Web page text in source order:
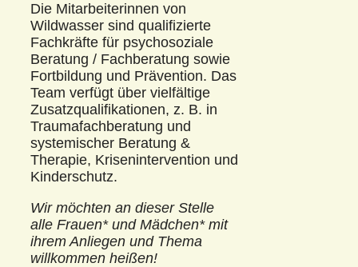
Die Mitarbeiterinnen von
Wildwasser sind qualifizierte
Fachkräfte für psychosoziale
Beratung / Fachberatung sowie
Fortbildung und Prävention. Das
Team verfügt über vielfältige
Zusatzqualifikationen, z. B. in
Traumafachberatung und
systemischer Beratung &
Therapie, Krisenintervention und
Kinderschutz.
Wir möchten an dieser Stelle
alle Frauen* und Mädchen* mit
ihrem Anliegen und Thema
willkommen heißen!